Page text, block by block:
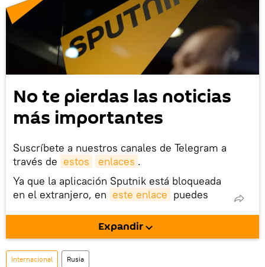
No te pierdas las noticias
más importantes
Suscríbete a nuestros canales de Telegram a
través de estos enlaces .
Ya que la aplicación Sputnik está bloqueada
en el extranjero, en este enlace puedes
móvil (¡solo para Android!).
También tenemos una cuenta en la red
social rusa VK .
Expandir
Internacional Rusia